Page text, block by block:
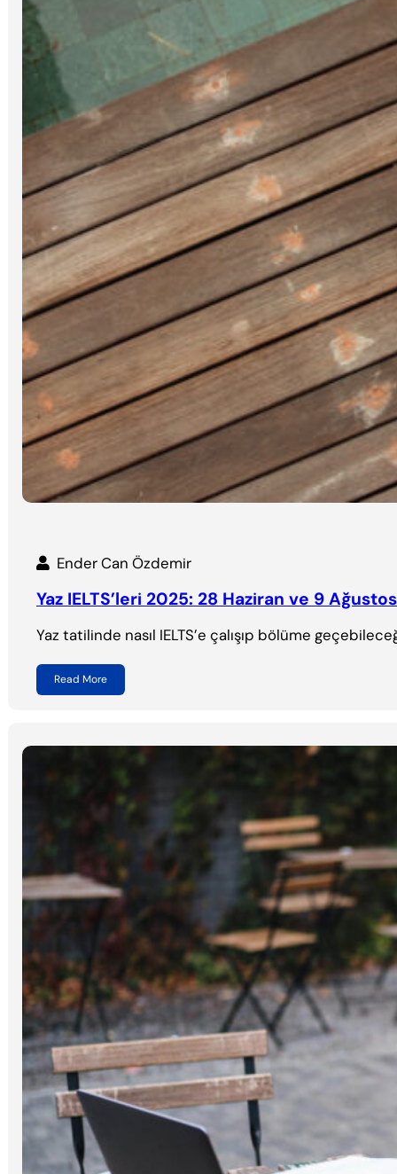
Ender Can Özdemir
Yaz IELTS’leri 2025: 28 Haziran ve 9
Yaz tatilinde nasıl IELTS’e çalışıp bölüme
Read More